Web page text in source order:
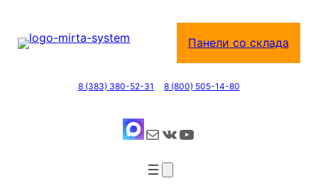
содержимому
Панели со склада
8 (383) 380-52-31 8 (800) 505-14-80
Почта ВКонтакте YouTube